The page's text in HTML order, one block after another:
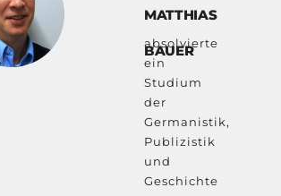
MATTHIAS
BAUER
absolvierte
ein
Studium
der
Germanistik,
Publizistik
und
Geschichte